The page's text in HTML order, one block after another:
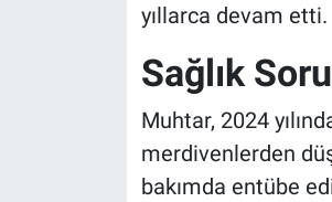
yıllarca devam etti.
Sağlık
Muhtar, 2024
merdivenlerden
bakımda entübe